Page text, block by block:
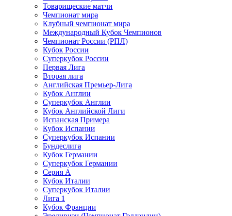
Товарищеские матчи
Чемпионат мира
Клубный чемпионат мира
Международный Кубок Чемпионов
Чемпионат России (РПЛ)
Кубок России
Суперкубок России
Первая Лига
Вторая лига
Английская Премьер-Лига
Кубок Англии
Суперкубок Англии
Кубок Английской Лиги
Испанская Примера
Кубок Испании
Суперкубок Испании
Бундеслига
Кубок Германии
Суперкубок Германии
Серия А
Кубок Италии
Суперкубок Италии
Лига 1
Кубок Франции